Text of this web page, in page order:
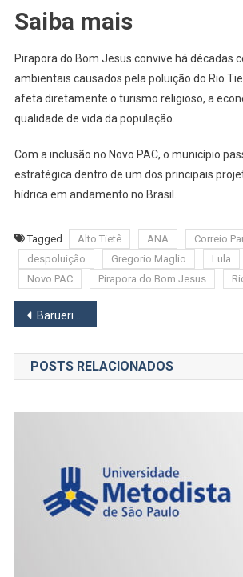
Saiba mais
Pirapora do Bom Jesus convive há décadas
ambientais causados pela poluição do Rio
afeta diretamente o turismo religioso, a
qualidade de vida da população.
Com a inclusão no Novo PAC, o município
estratégica dentro de um dos principais
hídrica em andamento no Brasil.
Tagged Alto Tietê ANA
Correio
despoluição
Gregorio Maglio Lula
Novo PAC
Pirapora do Bom Jesus
Navegação
de
Post
Barueri amplia vacinação contra a gripe nas feiras noturnas a partir desta terça (19)
POSTS RELACIONADOS